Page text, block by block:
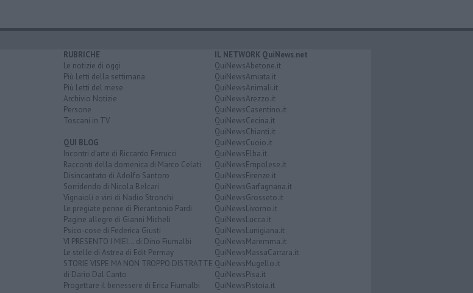
RUBRICHE
Le notizie di oggi
Più Letti della settimana
Più Letti del mese
Archivio Notizie
Persone
Toscani in TV
QUI BLOG
Incontri d'arte di Riccardo Ferrucci
Racconti della domenica di Marco Celati
Disincantato di Adolfo Santoro
Sorridendo di Nicola Belcari
Vignaioli e vini di Nadio Stronchi
Le pregiate penne di Pierantonio Pardi
Pagine allegre di Gianni Micheli
Psico-cose di Federica Giusti
VI PRESENTO I MIEI... di Dino Fiumalbi
Le stelle di Astrea di Edit Permay
STORIE VISPE MA NON TROPPO DISTRATTE
di Dario Dal Canto
Progettare il benessere di Erica Fiumalbi
IL NETWORK QuiNews.net
QuiNewsAbetone.it
QuiNewsAmiata.it
QuiNewsAnimali.it
QuiNewsArezzo.it
QuiNewsCasentino.it
QuiNewsCecina.it
QuiNewsChianti.it
QuiNewsCuoio.it
QuiNewsElba.it
QuiNewsEmpolese.it
QuiNewsFirenze.it
QuiNewsGarfagnana.it
QuiNewsGrosseto.it
QuiNewsLivorno.it
QuiNewsLucca.it
QuiNewsLunigiana.it
QuiNewsMaremma.it
QuiNewsMassaCarrara.it
QuiNewsMugello.it
QuiNewsPisa.it
QuiNewsPistoia.it